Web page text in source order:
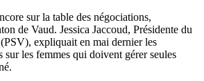
sur la table des négociations,
de Vaud. Jessica Jaccoud, Présidente du
expliquait en mai dernier les
sur les femmes qui doivent gérer seules